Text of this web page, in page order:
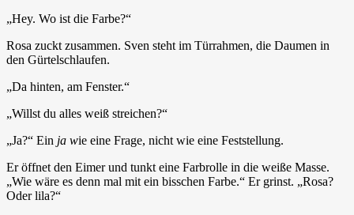
„Hey. Wo ist die Farbe?“
Rosa zuckt zusammen. Sven steht im Türrahmen, die Daumen in
den Gürtelschlaufen.
„Da hinten, am Fenster.“
„Willst du alles weiß streichen?“
„Ja?“ Ein ja wie eine Frage, nicht wie eine Feststellung.
Er öffnet den Eimer und tunkt eine Farbrolle in die weiße Masse.
„Wie wäre es denn mal mit ein bisschen Farbe.“ Er grinst. „Rosa?
Oder lila?“